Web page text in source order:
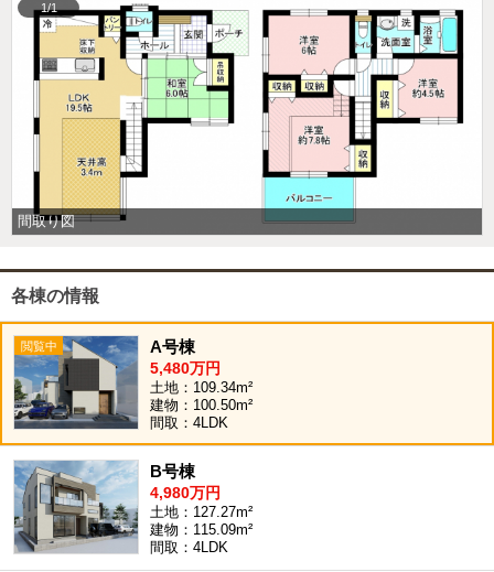
間取り図
1/1
各棟の情報
A号棟
5,480万円
土地：109.34m²
建物：100.50m²
間取：4LDK
B号棟
4,980万円
土地：127.27m²
建物：115.09m²
間取：4LDK